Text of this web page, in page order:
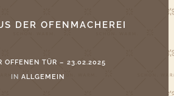
DER OFENMACHEREI
OFFENEN TÜR – 23.02.2025
IN ALLGEMEIN